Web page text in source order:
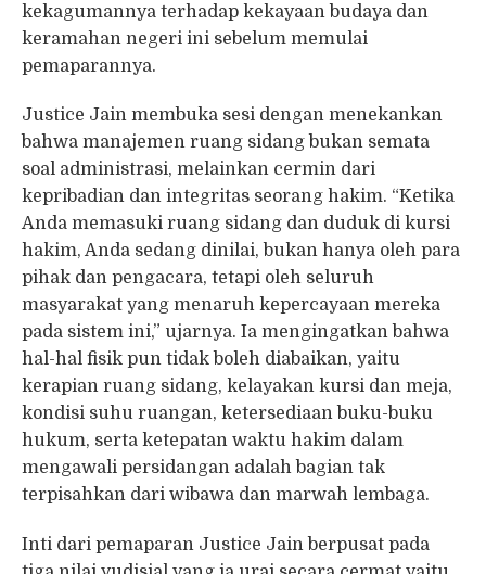
kekagumannya terhadap kekayaan budaya dan
keramahan negeri ini sebelum memulai
pemaparannya.
Justice Jain membuka sesi dengan menekankan
bahwa manajemen ruang sidang bukan semata
soal administrasi, melainkan cermin dari
kepribadian dan integritas seorang hakim. “Ketika
Anda memasuki ruang sidang dan duduk di kursi
hakim, Anda sedang dinilai, bukan hanya oleh para
pihak dan pengacara, tetapi oleh seluruh
masyarakat yang menaruh kepercayaan mereka
pada sistem ini,” ujarnya. Ia mengingatkan bahwa
hal-hal fisik pun tidak boleh diabaikan, yaitu
kerapian ruang sidang, kelayakan kursi dan meja,
kondisi suhu ruangan, ketersediaan buku-buku
hukum, serta ketepatan waktu hakim dalam
mengawali persidangan adalah bagian tak
terpisahkan dari wibawa dan marwah lembaga.
Inti dari pemaparan Justice Jain berpusat pada